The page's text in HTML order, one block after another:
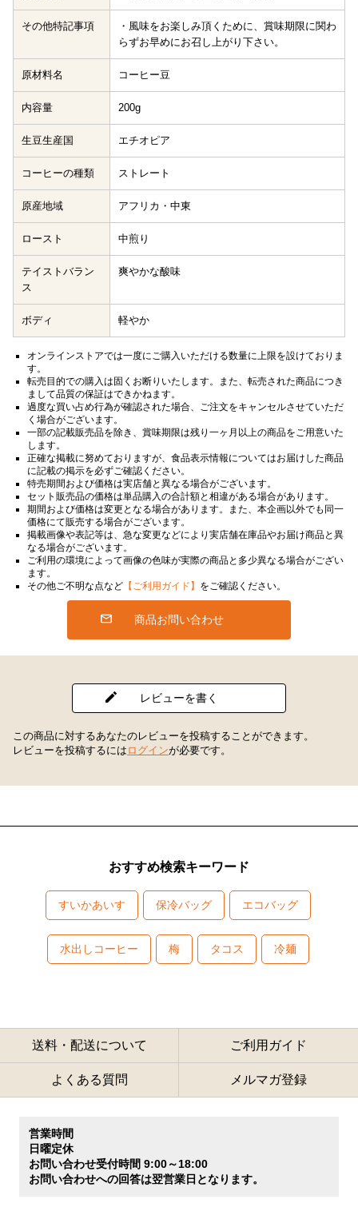
その他特記事項
・風味をお楽しみ頂くために、賞味期限に関わ
らずお早めにお召し上がり下さい。
原材料名 コーヒー豆
内容量 200g
生豆生産国 エチオピア
コーヒーの種類 ストレート
原産地域 アフリカ・中東
ロースト 中煎り
テイストバラン
ス
爽やかな酸味
ボディ 軽やか
オンラインストアでは一度にご購入いただける数量に上限を設けておりま
す。
転売目的での購入は固くお断りいたします。また、転売された商品につき
まして品質の保証はできかねます。
過度な買い占め行為が確認された場合、ご注文をキャンセルさせていただ
く場合がございます。
一部の記載販売品を除き、賞味期限は残り一ヶ月以上の商品をご用意いた
します。
正確な掲載に努めておりますが、食品表示情報についてはお届けした商品
に記載の掲示を必ずご確認ください。
特売期間および価格は実店舗と異なる場合がございます。
セット販売品の価格は単品購入の合計額と相違がある場合があります。
期間および価格は変更となる場合があります。また、本企画以外でも同一
価格にて販売する場合がございます。
掲載画像や表記等は、急な変更などにより実店舗在庫品やお届け商品と異
なる場合がございます。
ご利用の環境によって画像の色味が実際の商品と多少異なる場合がござい
ます。
その他ご不明な点など 【ご利用ガイド】 をご確認ください。
商品お問い合わせ
レビューを書く
この商品に対するあなたのレビューを投稿することができます。
レビューを投稿するには ログインが必要です。
おすすめ検索キーワード
すいかあいす 保冷バッグ エコバッグ
水出しコーヒー 梅 タコス 冷麺
送料・配送について ご利用ガイド
よくある質問 メルマガ登録
営業時間
日曜定休
お問い合わせ受付時間 9:00～18:00
お問い合わせへの回答は翌営業日となります。